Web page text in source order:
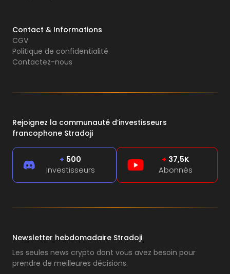
Contact & Informations
CGV
Politique de confidentialité
Contactez-nous
Rejoignez la communauté d’investisseurs
francophone Stradoji
+ 500
Investisseurs
+ 37,5K
Abonnés
Newsletter hebdomadaire Stradoji
Les seules news crypto dont vous avez besoin pour
prendre de meilleures décisions.